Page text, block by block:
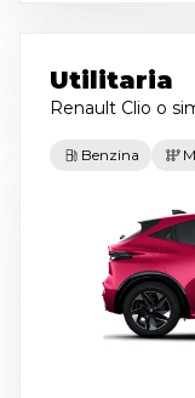
Utilitaria
Renault Clio o
Benzina